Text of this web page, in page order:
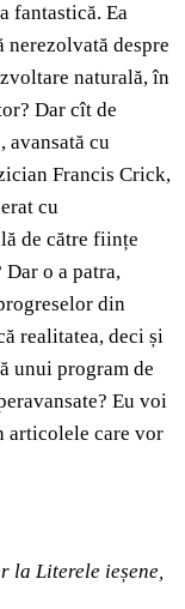
fantastică. Ea
despre
naturală, în
Dar cît de
avansată cu
Francis Crick,
cu
de către ființe
o a patra,
din
realitatea, deci și
unui program de
Eu voi
articolele care vor
la Literele ieșene,